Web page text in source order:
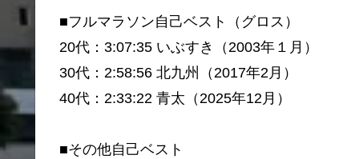
■フルマラソン自己ベスト（グロス）
20代：3:07:35 いぶすき（2003年１月）
30代：2:58:56 北九州（2017年2月）
40代：2:33:22 青太（2025年12月）
■その他自己ベスト